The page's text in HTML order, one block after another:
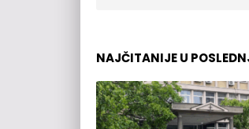
NAJČITANIJE U